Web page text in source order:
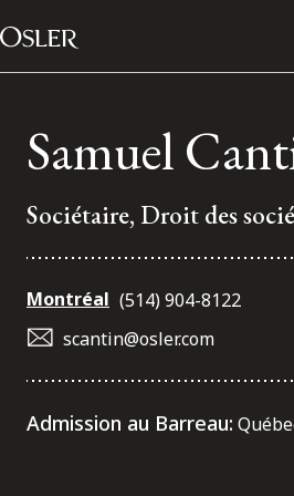
Passer au contenu
Main Navigation
Réseau des anciens d’Osler
Samuel
Sociétaire, Droit des
Montréal (514) 904-8122
scantin@osler.com
Admission au Barreau: